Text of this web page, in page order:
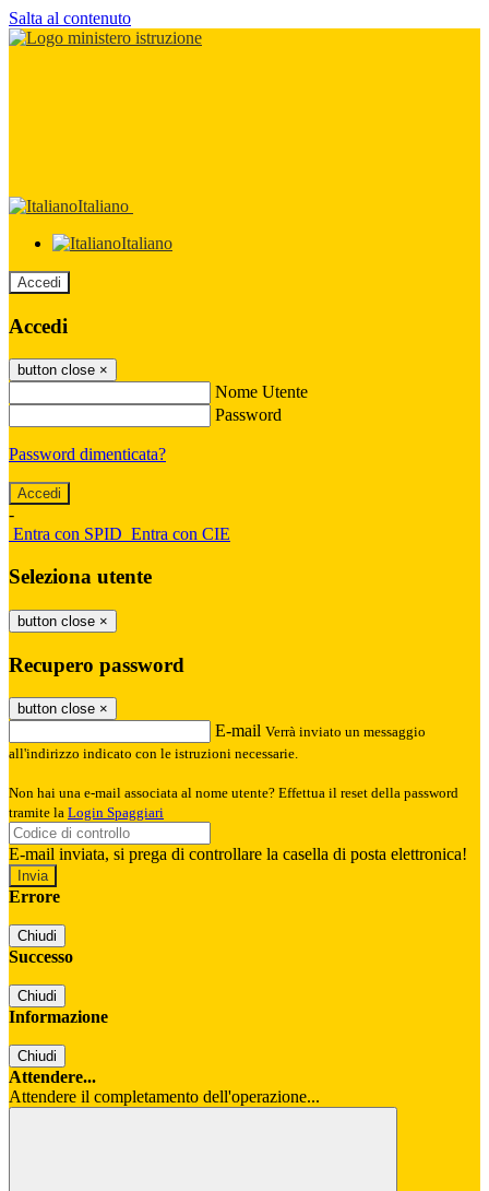
Salta al contenuto
Italiano
Italiano
Accedi
Accedi
button close ×
Nome Utente
Password
Password dimenticata?
-
Entra con SPID Entra con CIE
Seleziona utente
button close ×
Recupero password
button close ×
E-mail Verrà inviato un messaggio
all'indirizzo indicato con le istruzioni necessarie.
Non hai una e-mail associata al nome utente? Effettua il reset della password
tramite la Login Spaggiari
E-mail inviata, si prega di controllare la casella di posta elettronica!
Errore
Chiudi
Successo
Chiudi
Informazione
Chiudi
Attendere...
Attendere il completamento dell'operazione...